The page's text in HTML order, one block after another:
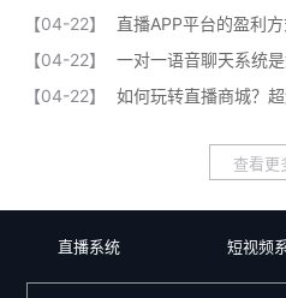
【04-22】
直播APP平台的盈利方
【04-22】
一对一语音聊天系统是
【04-22】
如何玩转直播商城？
查看更
直播系统 短视频